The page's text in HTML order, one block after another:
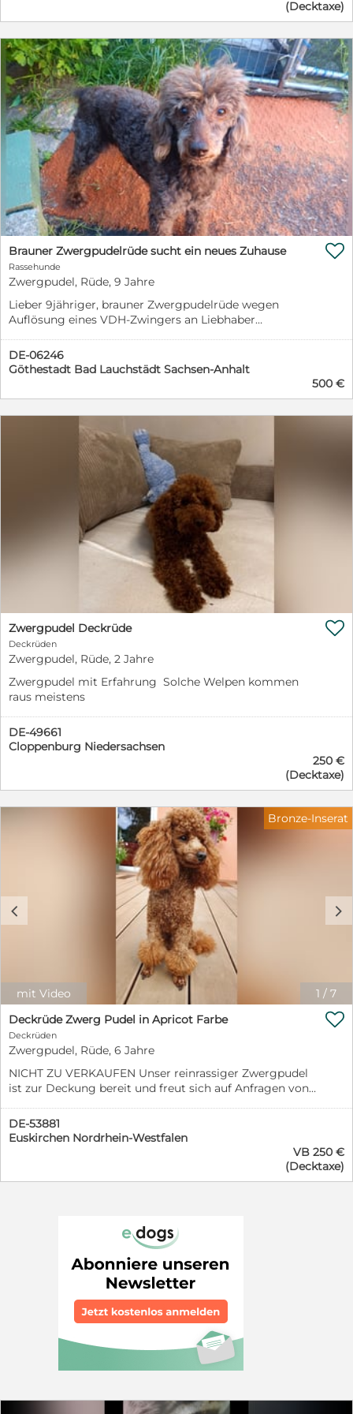
(Decktaxe)
Brauner Zwergpudelrüde sucht ein neues Zuhause
Rassehunde
Zwergpudel, Rüde, 9 Jahre
Lieber 9jähriger, brauner Zwergpudelrüde wegen
Auflösung eines VDH-Zwingers an Liebhaber
eingesetzt werden. Ich werde keine Zuchtunterlagen,
außer der Ahnentafel herausgeben. Bei Interesse gerne

DE-06246
Göthestadt Bad Lauchstädt Sachsen-Anhalt
500 €
Zwergpudel Deckrüde
Deckrüden
Zwergpudel, Rüde, 2 Jahre
Zwergpudel mit Erfahrung Solche Welpen kommen
raus meistens

DE-49661
Cloppenburg Niedersachsen
250 €
(Decktaxe)
1 / 7
c d
mit Video
Bronze-Inserat
Deckrüde Zwerg Pudel in Apricot Farbe
Deckrüden
Zwergpudel, Rüde, 6 Jahre
NICHT ZU VERKAUFEN Unser reinrassiger Zwergpudel
ist zur Deckung bereit und freut sich auf Anfragen von
untersuchten und gesunden Damen. Nun ist er 5 Jahre
alt, ein sehr erfahrener, intelligenter, kluger und aktiver

DE-53881
Euskirchen Nordrhein-Westfalen
VB 250 €
(Decktaxe)